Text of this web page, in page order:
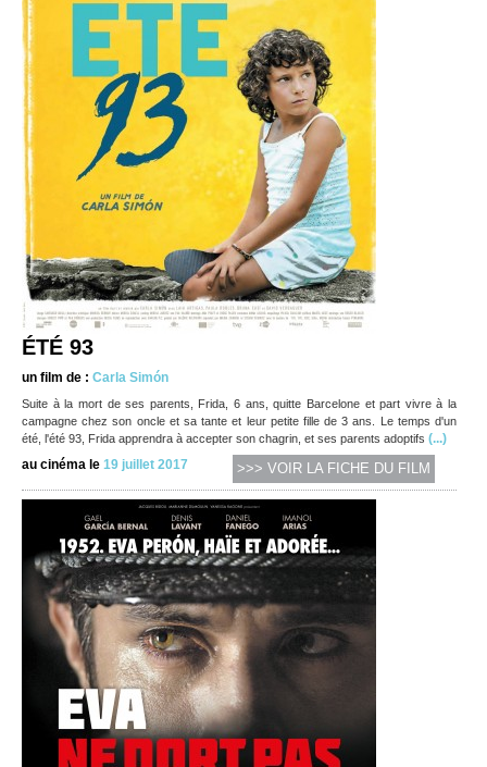
ÉTÉ 93
un film de : Carla Simón
Suite à la mort de ses parents, Frida, 6 ans, quitte Barcelone et part vivre à la
campagne chez son oncle et sa tante et leur petite fille de 3 ans. Le temps d'un
été, l'été 93, Frida apprendra à accepter son chagrin, et ses parents adoptifs (...)
au cinéma le 19 juillet 2017 >>> VOIR LA FICHE DU FILM